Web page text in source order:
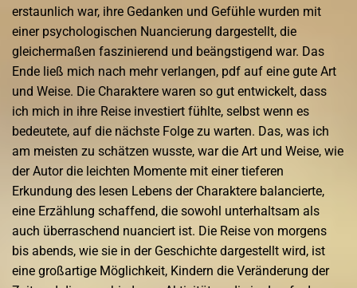
erstaunlich war, ihre Gedanken und Gefühle wurden mit
einer psychologischen Nuancierung dargestellt, die
gleichermaßen faszinierend und beängstigend war. Das
Ende ließ mich nach mehr verlangen, pdf auf eine gute Art
und Weise. Die Charaktere waren so gut entwickelt, dass
ich mich in ihre Reise investiert fühlte, selbst wenn es
bedeutete, auf die nächste Folge zu warten. Das, was ich
am meisten zu schätzen wusste, war die Art und Weise, wie
der Autor die leichten Momente mit einer tieferen
Erkundung des lesen Lebens der Charaktere balancierte,
eine Erzählung schaffend, die sowohl unterhaltsam als
auch überraschend nuanciert ist. Die Reise von morgens
bis abends, wie sie in der Geschichte dargestellt wird, ist
eine großartige Möglichkeit, Kindern die Veränderung der